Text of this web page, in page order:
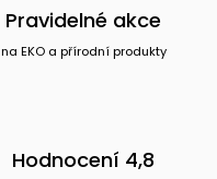
Pravidelné akce
na EKO a přírodní produkty
Hodnocení 4,8